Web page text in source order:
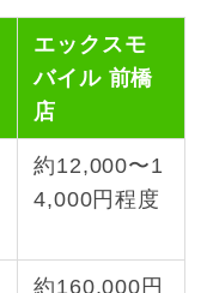
エックスモ
バイル 前橋
店
約12,000〜1
4,000円程度
約160,000円